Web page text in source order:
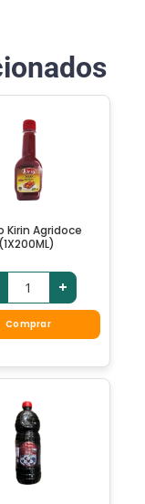
Kirin Agridoce
(1X200ML)
+
Comprar